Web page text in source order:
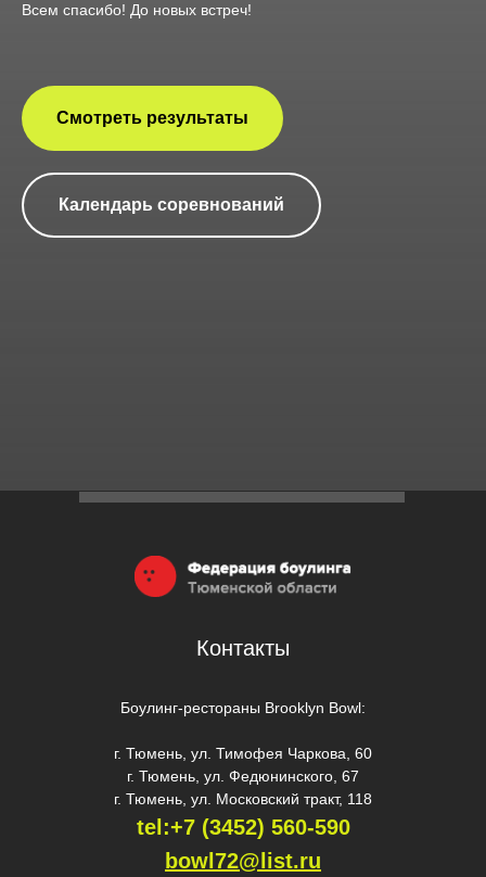
Всем спасибо! До новых встреч!
Смотреть результаты
Календарь соревнований
Контакты
Боулинг-рестораны Brooklyn Bowl:
г. Тюмень, ул. Тимофея Чаркова, 60
г. Тюмень, ул. Федюнинского, 67
г. Тюмень, ул. Московский тракт, 118
tel:+7 (3452) 560-590
bowl72@list.ru